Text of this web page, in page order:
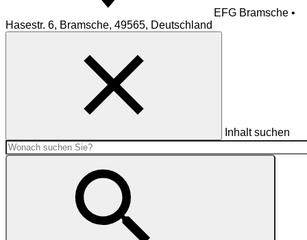
EFG Bramsche •
Hasestr. 6, Bramsche, 49565, Deutschland
Inhalt suchen